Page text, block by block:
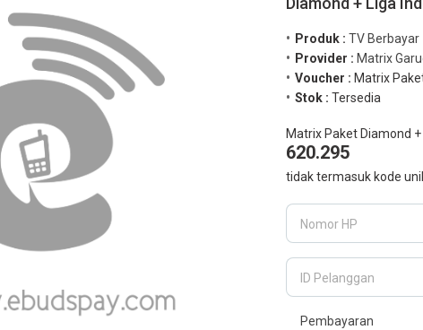
Produk : TV Berbayar
Provider : Matrix
Voucher : Matrix
Stok : Tersedia
Matrix Paket Diamond
620.295
tidak termasuk kode
Nomor HP
ID Pelanggan
Pembayaran